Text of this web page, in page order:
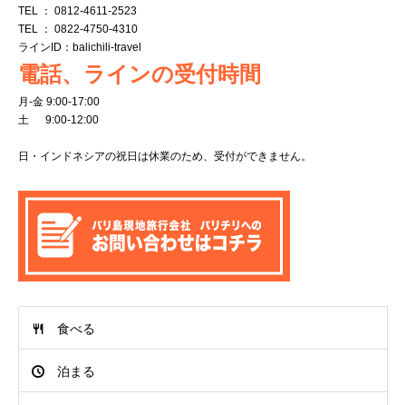
TEL ： 0812-4611-2523
TEL ： 0822-4750-4310
ラインID：balichili-travel
電話、ラインの受付時間
月-金 9:00-17:00
土 9:00-12:00
日・インドネシアの祝日は休業のため、受付ができません。
食べる
泊まる